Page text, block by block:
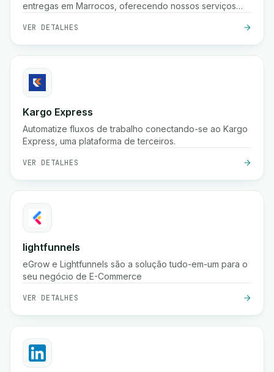
entregas em Marrocos, oferecendo nossos serviços
VER DETALHES
Kargo Express
Automatize fluxos de trabalho conectando-se ao Kargo
Express, uma plataforma de terceiros.
VER DETALHES
lightfunnels
eGrow e Lightfunnels são a solução tudo-em-um para o
seu negócio de E-Commerce
VER DETALHES